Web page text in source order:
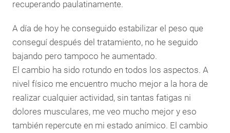
recuperando paulatinamente.
A día de hoy he conseguido estabilizar el peso que
conseguí después del tratamiento, no he seguido
bajando pero tampoco he aumentado.
El cambio ha sido rotundo en todos los aspectos. A
nivel físico me encuentro mucho mejor a la hora de
realizar cualquier actividad, sin tantas fatigas ni
dolores musculares, me veo mucho mejor y eso
también repercute en mi estado anímico. El cambio